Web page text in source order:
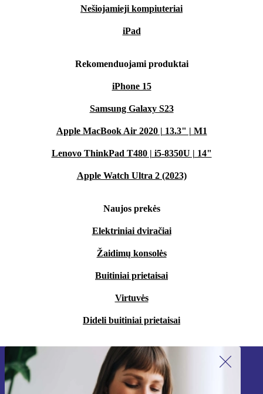
Nešiojamieji kompiuteriai
iPad
Rekomenduojami produktai
iPhone 15
Samsung Galaxy S23
Apple MacBook Air 2020 | 13.3" | M1
Lenovo ThinkPad T480 | i5-8350U | 14"
Apple Watch Ultra 2 (2023)
Naujos prekės
Elektriniai dviračiai
Žaidimų konsolės
Buitiniai prietaisai
Virtuvės
Dideli buitiniai prietaisai
Užsiprenumeruok mūsų naujienlaiškį!
Nebepraleisk nė vieno pasiūlymo.